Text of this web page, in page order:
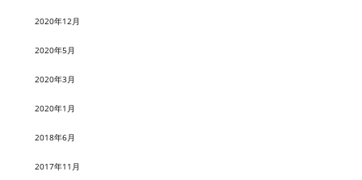
2020年12月
2020年5月
2020年3月
2020年1月
2018年6月
2017年11月